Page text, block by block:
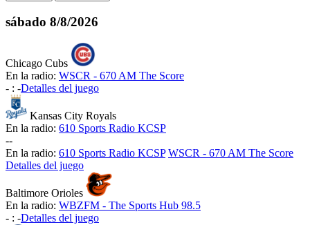
sábado 8/8/2026
Chicago Cubs
En la radio: WSCR - 670 AM The Score
- : -Detalles del juego
Kansas City Royals
En la radio: 610 Sports Radio KCSP
--
En la radio: 610 Sports Radio KCSP WSCR - 670 AM The Score
Detalles del juego
Baltimore Orioles
En la radio: WBZFM - The Sports Hub 98.5
- : -Detalles del juego